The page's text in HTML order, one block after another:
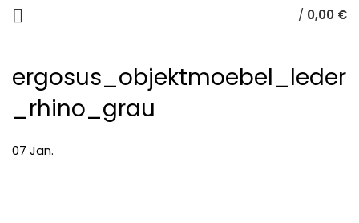
/ 0,00 €
ergosus_objektmoebel_leder
_rhino_grau
07 Jan.